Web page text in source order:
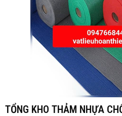
TỔNG KHO THẢM NHỰA